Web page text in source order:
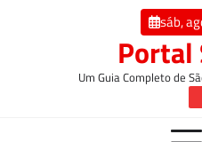
sáb,
Portal
Um Guia Completo de